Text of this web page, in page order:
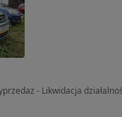
- Likwidacja